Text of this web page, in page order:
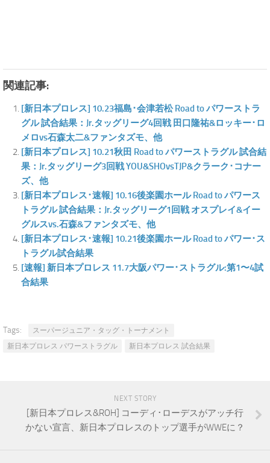
関連記事:
[新日本プロレス] 10.23福島･会津若松 Road to パワーストラ
グル 試合結果：Jr.タッグリーグ4回戦 田口隆祐&ロッキー･ロ
メロvs石森太二&ファンタズモ、他
[新日本プロレス] 10.21秋田 Road to パワーストラグル 試合結
果：Jr.タッグリーグ3回戦 YOU&SHOvsTJP&クラーク･コナー
ズ、他
[新日本プロレス･速報] 10.16後楽園ホール Road to パワース
トラグル 試合結果：Jr.タッグリーグ1回戦 オスプレイ&イー
グルスvs.石森&ファンタズモ、他
[新日本プロレス･速報] 10.21後楽園ホール Road to パワー･ス
トラグル試合結果
[速報] 新日本プロレス 11.7大阪パワー･ストラグル:第1〜4試
合結果
Tags:
スーパージュニア・タッグ・トーナメント
新日本プロレス パワーストラグル
新日本プロレス 試合結果
NEXT STORY
[新日本プロレス&ROH] コーディ･ローデスがアッチ行
かない宣言、新日本プロレスのトップ選手がWWEに？